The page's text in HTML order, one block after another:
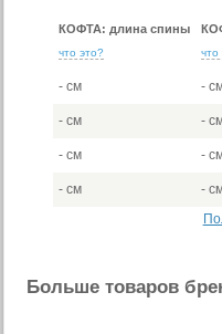
КОФТА: длина спины
что это? что
- см -
- см -
- см -
- см -
Больше товаров